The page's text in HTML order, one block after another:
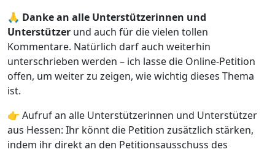
🙏 Danke an alle Unterstützerinnen und
Unterstützer und auch für die vielen tollen
Kommentare. Natürlich darf auch weiterhin
unterschrieben werden – ich lasse die Online-Petition
offen, um weiter zu zeigen, wie wichtig dieses Thema
ist.
👉 Aufruf an alle Unterstützerinnen und Unterstützer
aus Hessen: Ihr könnt die Petition zusätzlich stärken,
indem ihr direkt an den Petitionsausschuss des